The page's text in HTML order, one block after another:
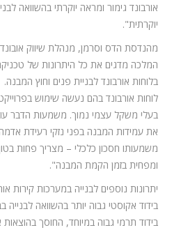
אורבונד גימור ומראה יוקרתי בהשוואה
יוקרתית".
מהנדסת הדס וסרמן, מנהלת שיווק
המלכה מדגים את כל היתרונות של
בלוחות אורבונד לבניית פנים וחוץ המבנה.
לוחות אורבונד בהם נעשה שימוש
בעלי משקל עצמי נמוך. משמעות הדבר
את עמידות המבנה בפני נזקי רעידת
משמעותו חסכון כלכלי – מצריך פחות
ומפחית בזמן הקמת המבנה".
יתרונות נוספים לבנייה במערכות קירות
בידוד אקוסטי גבוה יותר בהשוואה לבנייה
בידוד תרמי גבוה במיוחד, החוסך